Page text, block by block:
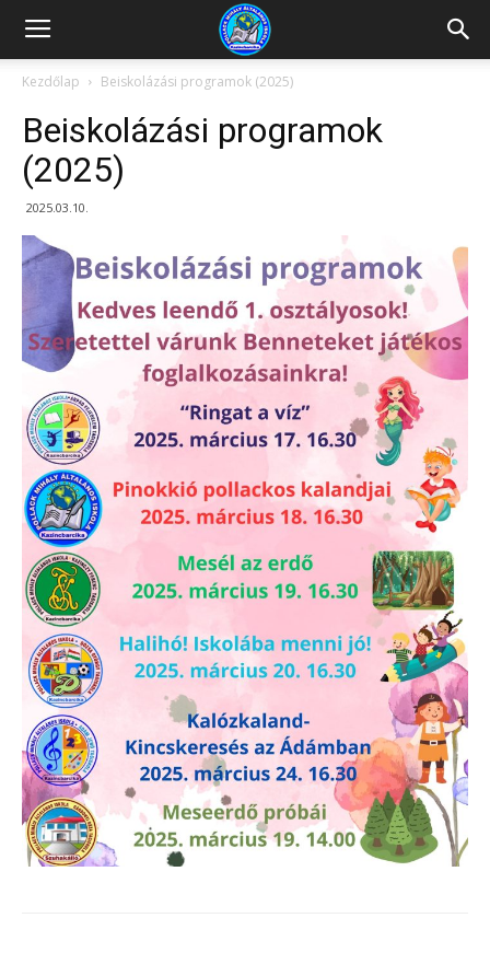
Kazincbarcikai
Pollack
Mihály
Általános
Kezdőlap Beiskolázási programok (2025)
Beiskolázási programok
(2025)
2025.03.10.